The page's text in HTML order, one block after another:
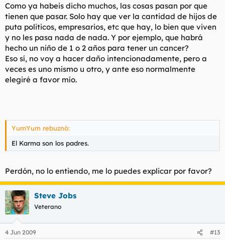
Como ya habeis dicho muchos, las cosas pasan por que
tienen que pasar. Solo hay que ver la cantidad de hijos de
puta politicos, empresarios, etc que hay, lo bien que viven
y no les pasa nada de nada. Y por ejemplo, que habrá
hecho un niño de 1 o 2 años para tener un cancer?
Eso sí, no voy a hacer daño intencionadamente, pero a
veces es uno mismo u otro, y ante eso normalmente
elegiré a favor mío.
YumYum rebuznó:
El Karma son los padres.
Perdón, no lo entiendo, me lo puedes explicar por favor?
Steve Jobs
Veterano
4 Jun 2009 #13